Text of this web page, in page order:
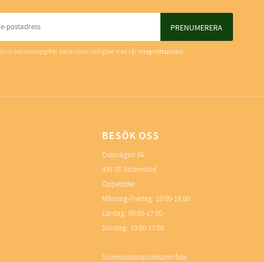
PRENUMERERA
Dina personuppgifter behandlas i enlighet med vår integritetspolicy.
BESÖK OSS
Oslovägen 56
435 35 Strömstad
Öppettider
Måndag-Fredag: 10:00-19:00
Lördag: 09:00-17:00
Söndag: 10:00-17:00
Svinesundshandelsområde